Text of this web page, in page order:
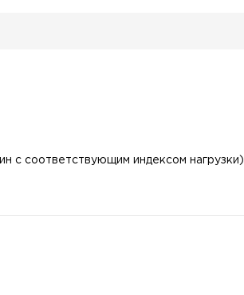
с соответствующим индексом нагрузки).